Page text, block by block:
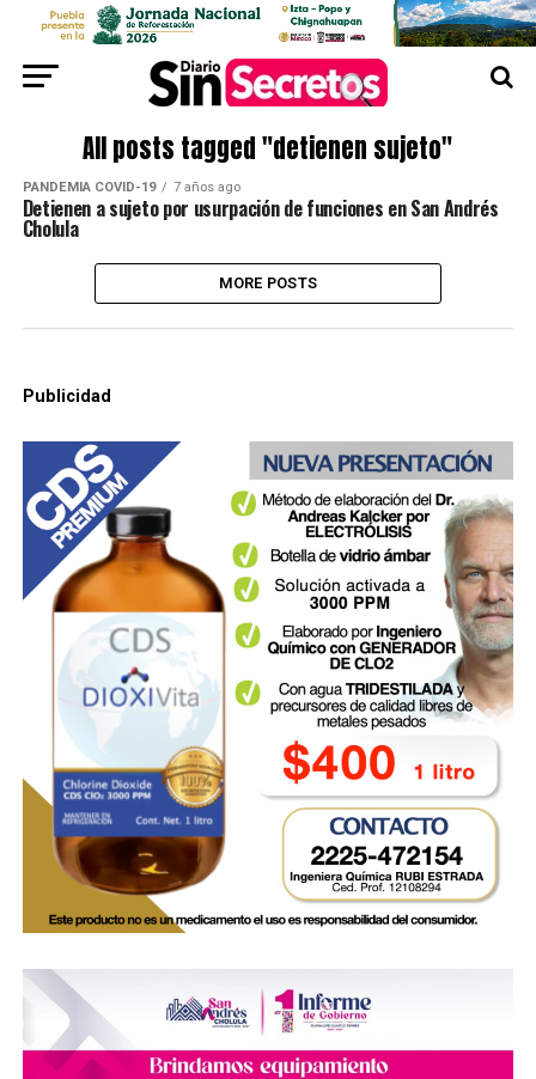
All posts tagged "detienen sujeto"
PANDEMIA COVID-19 7 años ago
Detienen a sujeto por usurpación de funciones en San Andrés
Cholula
MORE POSTS
Publicidad